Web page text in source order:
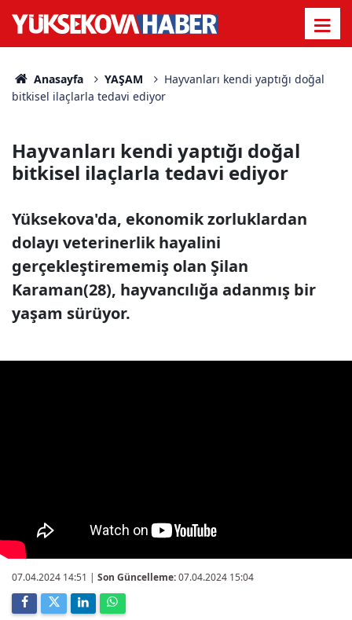
Anasayfa YAŞAM
Hayvanları kendi yaptığı doğal
bitkisel ilaçlarla tedavi ediyor
Hayvanları kendi yaptığı doğal
bitkisel ilaçlarla tedavi ediyor
Yüksekova'da, ekonomik zorluklardan
dolayı veterinerlik hayalini
gerçekleştirememiş olan Şilan
Karaman(28), hayvancılığa adanmış bir
yaşam sürüyor.
07.04.2024 14:51 | Son Güncelleme:07.04.2024 15:04